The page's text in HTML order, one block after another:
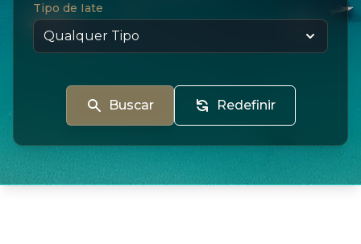
Tipo de Iate
Buscar Redefinir